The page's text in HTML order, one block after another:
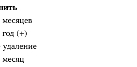
год (+)
удаление
месяц